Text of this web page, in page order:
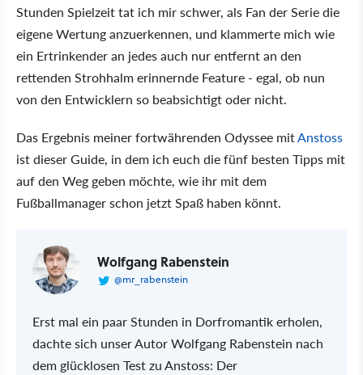
Stunden Spielzeit tat ich mir schwer, als Fan der Serie die
eigene Wertung anzuerkennen, und klammerte mich wie
ein Ertrinkender an jedes auch nur entfernt an den
rettenden Strohhalm erinnernde Feature - egal, ob nun
von den Entwicklern so beabsichtigt oder nicht.
Das Ergebnis meiner fortwährenden Odyssee mitAnstoss
ist dieser Guide, in dem ich euch die fünf besten Tipps mit
auf den Weg geben möchte, wie ihr mit dem
Fußballmanager schon jetzt Spaß haben könnt.
Wolfgang Rabenstein
@mr_rabenstein
Erst mal ein paar Stunden in Dorfromantik erholen,
dachte sich unser Autor Wolfgang Rabenstein nach
dem glücklosen Test zu Anstoss: Der